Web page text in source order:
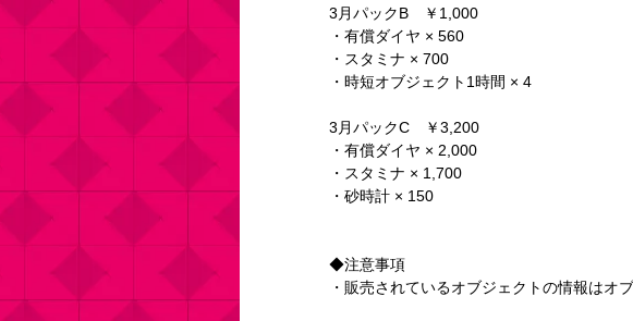
3月パックB　￥1,000
・有償ダイヤ × 560
・スタミナ × 700
・時短オブジェクト1時間 × 4
3月パックC　￥3,200
・有償ダイヤ × 2,000
・スタミナ × 1,700
・砂時計 × 150
◆注意事項
・販売されているオブジェクトの情報はオ